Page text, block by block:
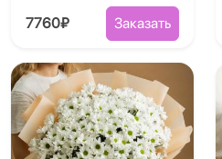
7760₽ Заказать